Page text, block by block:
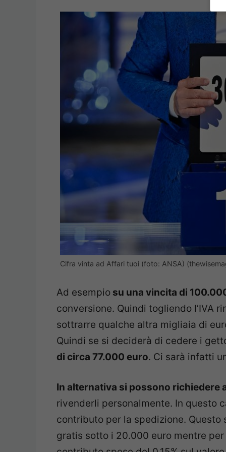
Cifra vinta ad Affari tuoi (foto: ANSA)
Ad esempio su una vincita di
conversione. Quindi togliendo l’IVA
sottrarre qualche altra migliaia di
Quindi se si deciderà di cedere i
di circa 77.000 euro. Ci sarà infatti
In alternativa si possono richiedere
rivenderli personalmente. In questo
contributo per la spedizione.
gratis sotto i 20.000 euro mentre